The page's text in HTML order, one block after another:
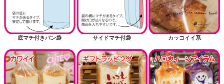
底マチ付きパン袋 サイドマチ付袋 カッコイイ系